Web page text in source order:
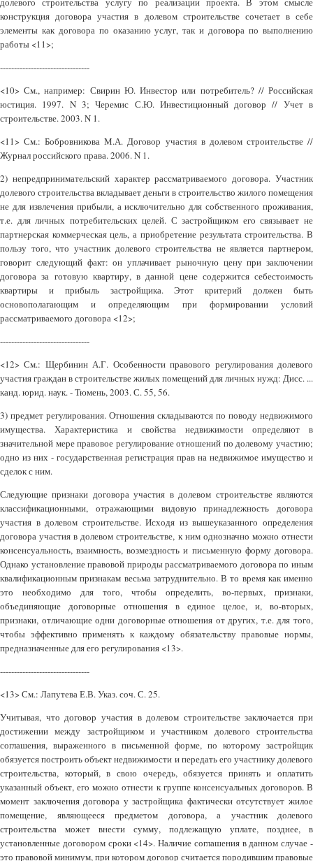
конструкция договора участия в долевом строительстве сочетает в себе
элементы как договора по оказанию услуг, так и договора по выполнению
работы <11>;
--------------------------------
<10> См., например: Свирин Ю. Инвестор или потребитель? // Российская
юстиция. 1997. N 3; Черемис С.Ю. Инвестиционный договор // Учет в
строительстве. 2003. N 1.
<11> См.: Бобровникова М.А. Договор участия в долевом строительстве //
Журнал российского права. 2006. N 1.
2) непредпринимательский характер рассматриваемого договора. Участник
долевого строительства вкладывает деньги в строительство жилого помещения
не для извлечения прибыли, а исключительно для собственного проживания,
т.е. для личных потребительских целей. С застройщиком его связывает не
партнерская коммерческая цель, а приобретение результата строительства. В
пользу того, что участник долевого строительства не является партнером,
говорит следующий факт: он уплачивает рыночную цену при заключении
договора за готовую квартиру, в данной цене содержится себестоимость
квартиры и прибыль застройщика. Этот критерий должен быть
основополагающим и определяющим при формировании условий
рассматриваемого договора <12>;
--------------------------------
<12> См.: Щербинин А.Г. Особенности правового регулирования долевого
участия граждан в строительстве жилых помещений для личных нужд: Дисс. ...
канд. юрид. наук. - Тюмень, 2003. С. 55, 56.
3) предмет регулирования. Отношения складываются по поводу недвижимого
имущества. Характеристика и свойства недвижимости определяют в
значительной мере правовое регулирование отношений по долевому участию;
одно из них - государственная регистрация прав на недвижимое имущество и
сделок с ним.
Следующие признаки договора участия в долевом строительстве являются
классификационными, отражающими видовую принадлежность договора
участия в долевом строительстве. Исходя из вышеуказанного определения
договора участия в долевом строительстве, к ним однозначно можно отнести
консенсуальность, взаимность, возмездность и письменную форму договора.
Однако установление правовой природы рассматриваемого договора по иным
квалификационным признакам весьма затруднительно. В то время как именно
это необходимо для того, чтобы определить, во-первых, признаки,
объединяющие договорные отношения в единое целое, и, во-вторых,
признаки, отличающие одни договорные отношения от других, т.е. для того,
чтобы эффективно применять к каждому обязательству правовые нормы,
предназначенные для его регулирования <13>.
--------------------------------
<13> См.: Лапутева Е.В. Указ. соч. С. 25.
Учитывая, что договор участия в долевом строительстве заключается при
достижении между застройщиком и участником долевого строительства
соглашения, выраженного в письменной форме, по которому застройщик
обязуется построить объект недвижимости и передать его участнику долевого
строительства, который, в свою очередь, обязуется принять и оплатить
указанный объект, его можно отнести к группе консенсуальных договоров. В
момент заключения договора у застройщика фактически отсутствует жилое
помещение, являющееся предметом договора, а участник долевого
строительства может внести сумму, подлежащую уплате, позднее, в
установленные договором сроки <14>. Наличие соглашения в данном случае -
это правовой минимум, при котором договор считается породившим правовые